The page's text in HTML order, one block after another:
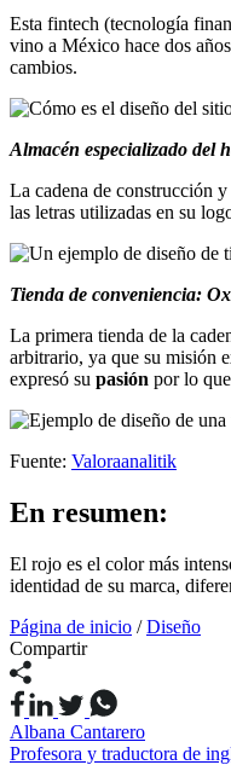
Esta fintech (tecnología
vino a México hace dos
cambios.
Almacén especializado del
La cadena de construcción
las letras utilizadas en su
Tienda de conveniencia:
La primera tienda de la
arbitrario, ya que su misión
expresó su pasión por lo
Fuente: Valoraanalitik
En resumen:
El rojo es el color más
identidad de su marca,
Página de inicio / Diseño
Compartir
Albana Cantarero
Profesora y traductora de